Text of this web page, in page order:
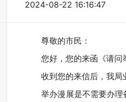
2024-08-22 16:16:47
尊敬的市民：
您好，您的来函《请问举
收到您的来信后，我局业
举办漫展是不需要办理备